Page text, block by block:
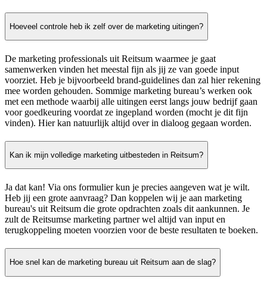
Hoeveel controle heb ik zelf over de marketing uitingen?
De marketing professionals uit Reitsum waarmee je gaat
samenwerken vinden het meestal fijn als jij ze van goede input
voorziet. Heb je bijvoorbeeld brand-guidelines dan zal hier rekening
mee worden gehouden. Sommige marketing bureau’s werken ook
met een methode waarbij alle uitingen eerst langs jouw bedrijf gaan
voor goedkeuring voordat ze ingepland worden (mocht je dit fijn
vinden). Hier kan natuurlijk altijd over in dialoog gegaan worden.
Kan ik mijn volledige marketing uitbesteden in Reitsum?
Ja dat kan! Via ons formulier kun je precies aangeven wat je wilt.
Heb jij een grote aanvraag? Dan koppelen wij je aan marketing
bureau's uit Reitsum die grote opdrachten zoals dit aankunnen. Je
zult de Reitsumse marketing partner wel altijd van input en
terugkoppeling moeten voorzien voor de beste resultaten te boeken.
Hoe snel kan de marketing bureau uit Reitsum aan de slag?